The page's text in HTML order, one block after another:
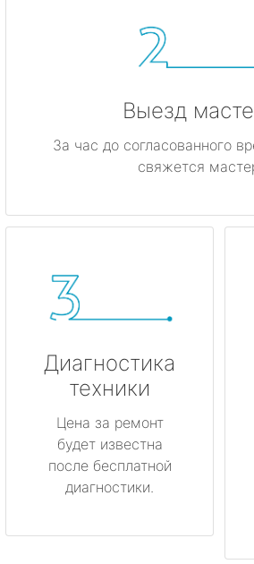
Выезд
За час до согласованного
свяжется
Диагностика
техники
Цена за ремонт
будет известна
после бесплатной
диагностики.